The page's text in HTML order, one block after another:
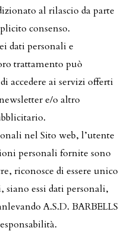
al rilascio da parte
consenso.
dati personali e
trattamento può
accedere ai servizi offerti
e/o altro
nel Sito web, l’utente
personali fornite sono
riconosce di essere unico
siano essi dati personali,
A.S.D. BARBELLS